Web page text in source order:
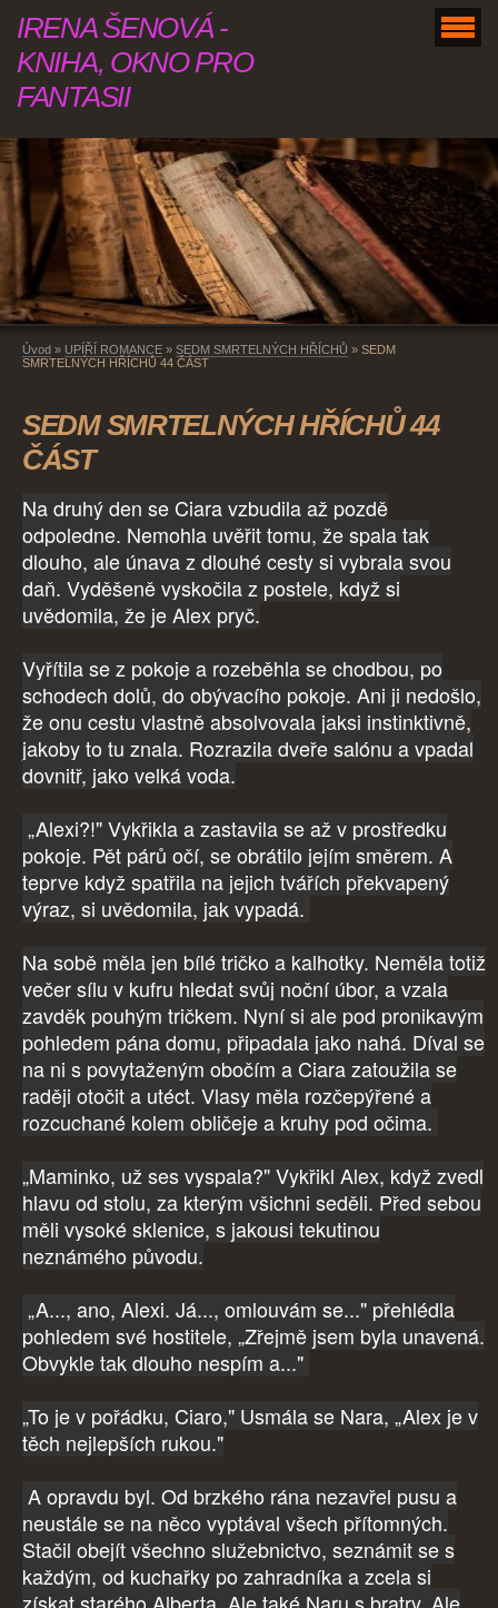
IRENA ŠENOVÁ -
KNIHA, OKNO PRO
FANTASII
Úvod » UPÍŘÍ ROMANCE » SEDM SMRTELNÝCH HŘÍCHŮ » SEDM
SMRTELNÝCH HŘÍCHŮ 44 ČÁST
SEDM SMRTELNÝCH HŘÍCHŮ 44
ČÁST
Na druhý den se Ciara vzbudila až pozdě
odpoledne. Nemohla uvěřit tomu, že spala tak
dlouho, ale únava z dlouhé cesty si vybrala svou
daň. Vyděšeně vyskočila z postele, když si
uvědomila, že je Alex pryč.
Vyřítila se z pokoje a rozeběhla se chodbou, po
schodech dolů, do obývacího pokoje. Ani ji nedošlo,
že onu cestu vlastně absolvovala jaksi instinktivně,
jakoby to tu znala. Rozrazila dveře salónu a vpadal
dovnitř, jako velká voda.
„Alexi?!" Vykřikla a zastavila se až v prostředku
pokoje. Pět párů očí, se obrátilo jejím směrem. A
teprve když spatřila na jejich tvářích překvapený
výraz, si uvědomila, jak vypadá.
Na sobě měla jen bílé tričko a kalhotky. Neměla totiž
večer sílu v kufru hledat svůj noční úbor, a vzala
zavděk pouhým tričkem. Nyní si ale pod pronikavým
pohledem pána domu, připadala jako nahá. Díval se
na ni s povytaženým obočím a Ciara zatoužila se
raději otočit a utéct. Vlasy měla rozčepýřené a
rozcuchané kolem obličeje a kruhy pod očima.
„Maminko, už ses vyspala?" Vykřikl Alex, když zvedl
hlavu od stolu, za kterým všichni seděli. Před sebou
měli vysoké sklenice, s jakousi tekutinou
neznámého původu.
„A..., ano, Alexi. Já..., omlouvám se..." přehlédla
pohledem své hostitele, „Zřejmě jsem byla unavená.
Obvykle tak dlouho nespím a..."
„To je v pořádku, Ciaro," Usmála se Nara, „Alex je v
těch nejlepších rukou."
A opravdu byl. Od brzkého rána nezavřel pusu a
neustále se na něco vyptával všech přítomných.
Stačil obejít všechno služebnictvo, seznámit se s
každým, od kuchařky po zahradníka a zcela si